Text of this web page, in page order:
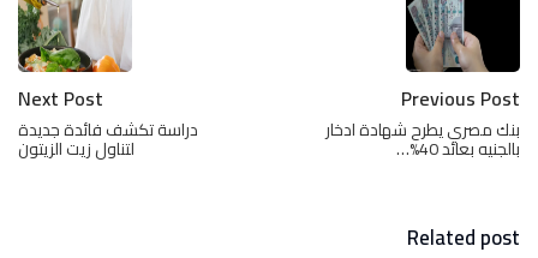
Previous Post
بنك مصري يطرح شهادة ادخار
بالجنيه بعائد 40%…
Next Post
دراسة تكشف فائدة جديدة
لتناول زيت الزيتون
Related post